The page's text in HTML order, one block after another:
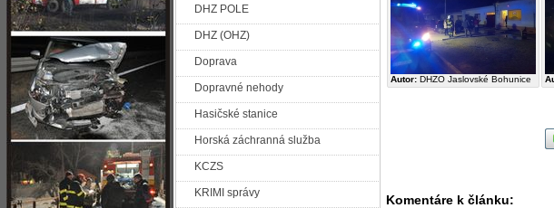
DHZ POLE
DHZ (OHZ)
Doprava
Dopravné nehody
Hasičské stanice
Horská záchranná služba
KCZS
KRIMI správy
Autor: DHZO Jaslovské Bohunice
Komentáre k článku: